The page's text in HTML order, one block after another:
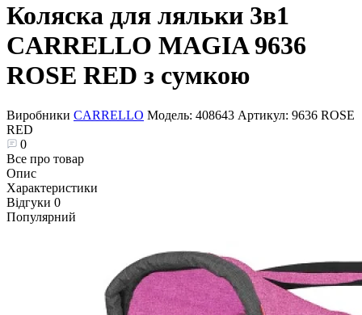
Коляска для ляльки 3в1
CARRELLO MAGIA 9636
ROSE RED з сумкою
Виробники CARRELLO Модель: 408643 Артикул: 9636 ROSE
RED
0
Все про товар
Опис
Характеристики
Відгуки 0
Популярний